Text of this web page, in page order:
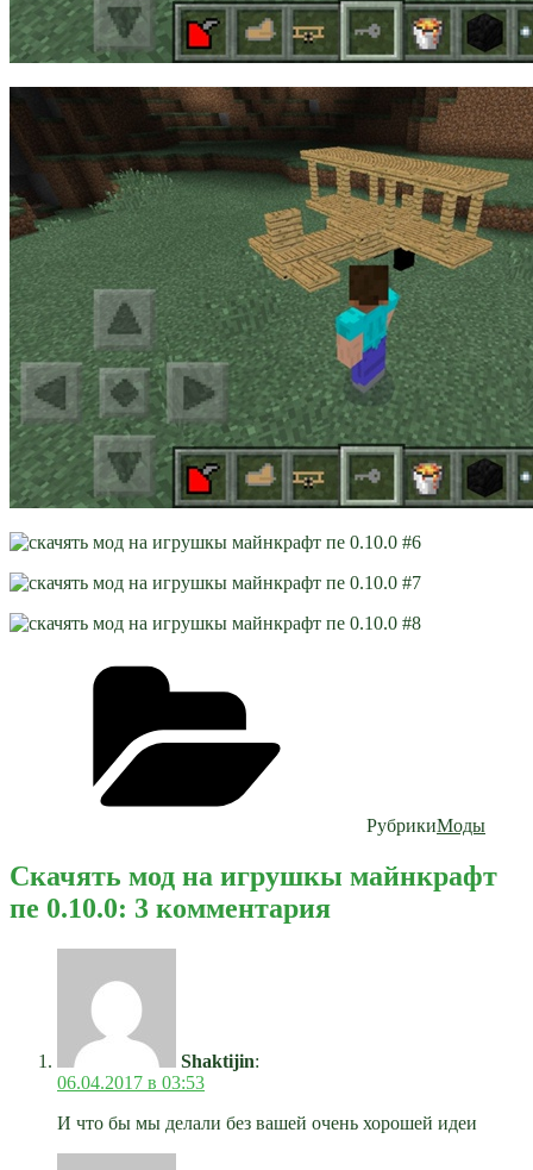
РубрикиМоды
Скачять мод на игрушкы майнкрафт
пе 0.10.0: 3 комментария
Shaktijin:
06.04.2017 в 03:53
И что бы мы делали без вашей очень хорошей идеи